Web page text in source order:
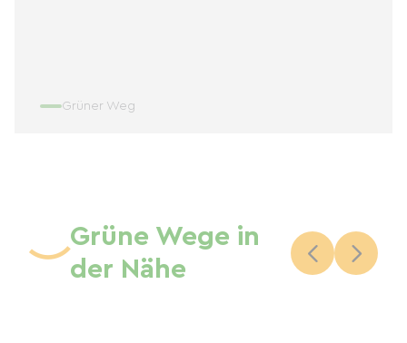
Grüner Weg
Grüne Wege in
der Nähe